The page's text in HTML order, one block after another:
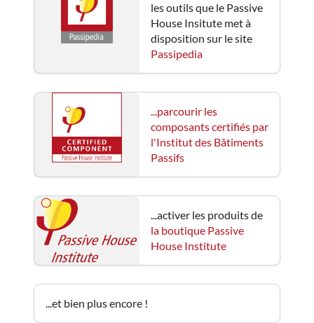
les outils que le Passive
House Insitute met à
disposition sur le site
Passipedia
...parcourir les
composants certifiés par
l'Institut des Bâtiments
Passifs
...activer les produits de
la boutique Passive
House Institute
...et bien plus encore !